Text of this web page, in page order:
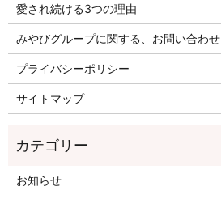
愛され続ける3つの理由
みやびグループに関する、お問い合わせ
プライバシーポリシー
サイトマップ
お知らせ